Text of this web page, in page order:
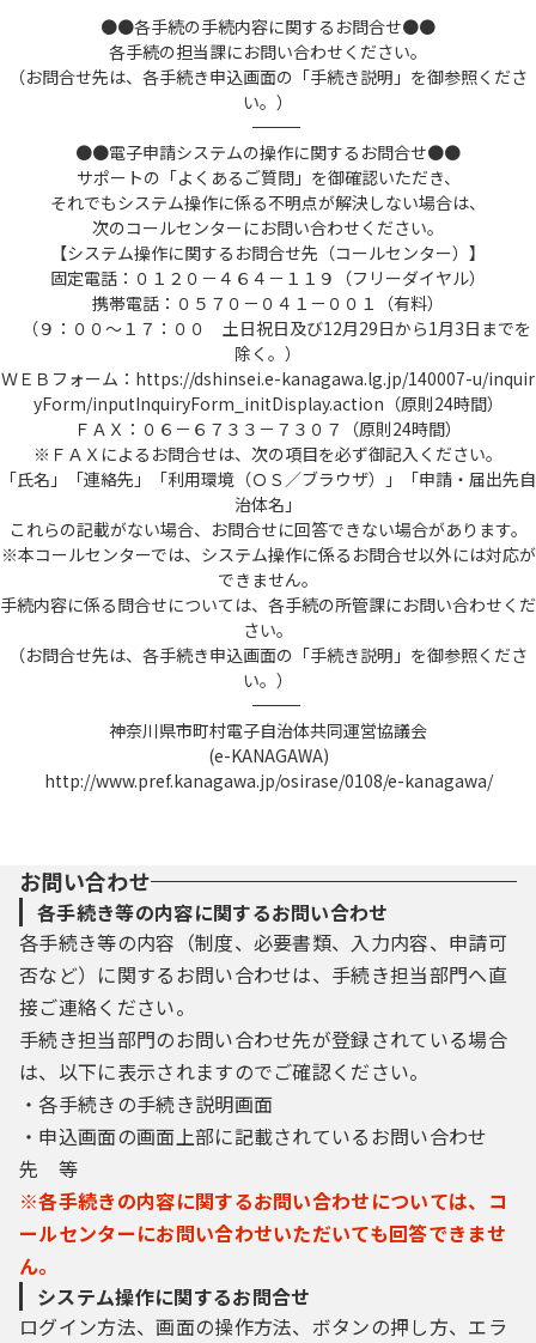
●●各手続の手続内容に関するお問合せ●●
各手続の担当課にお問い合わせください。
（お問合せ先は、各手続き申込画面の「手続き説明」を御参照くださ
い。）
――――――――――――――――――――――――――――――――――――――――――――――――――
●●電子申請システムの操作に関するお問合せ●●
サポートの「よくあるご質問」を御確認いただき、
それでもシステム操作に係る不明点が解決しない場合は、
次のコールセンターにお問い合わせください。
【システム操作に関するお問合せ先（コールセンター）】
固定電話：０１２０－４６４－１１９（フリーダイヤル）
携帯電話：０５７０－０４１－００１（有料）
（９：００～１７：００ 土日祝日及び12月29日から1月3日までを
除く。）
ＷＥＢフォーム：https://dshinsei.e-kanagawa.lg.jp/140007-u/inquir
yForm/inputInquiryForm_initDisplay.action（原則24時間）
ＦＡＸ：０６－６７３３－７３０７（原則24時間）
※ＦＡＸによるお問合せは、次の項目を必ず御記入ください。
「氏名」「連絡先」「利用環境（ＯＳ／ブラウザ）」「申請・届出先自
治体名」
これらの記載がない場合、お問合せに回答できない場合があります。
※本コールセンターでは、システム操作に係るお問合せ以外には対応が
できません。
手続内容に係る問合せについては、各手続の所管課にお問い合わせくだ
さい。
（お問合せ先は、各手続き申込画面の「手続き説明」を御参照くださ
い。）
――――――――――――――――――――――――――――――――――――――――――――――――――
神奈川県市町村電子自治体共同運営協議会
(e-KANAGAWA)
http://www.pref.kanagawa.jp/osirase/0108/e-kanagawa/
お問い合わせ
各手続き等の内容に関するお問い合わせ
各手続き等の内容（制度、必要書類、入力内容、申請可
否など）に関するお問い合わせは、手続き担当部門へ直
接ご連絡ください。
手続き担当部門のお問い合わせ先が登録されている場合
は、以下に表示されますのでご確認ください。
・各手続きの手続き説明画面
・申込画面の画面上部に記載されているお問い合わせ
先 等
※各手続きの内容に関するお問い合わせについては、コ
ールセンターにお問い合わせいただいても回答できませ
ん。
システム操作に関するお問合せ
ログイン方法、画面の操作方法、ボタンの押し方、エラ